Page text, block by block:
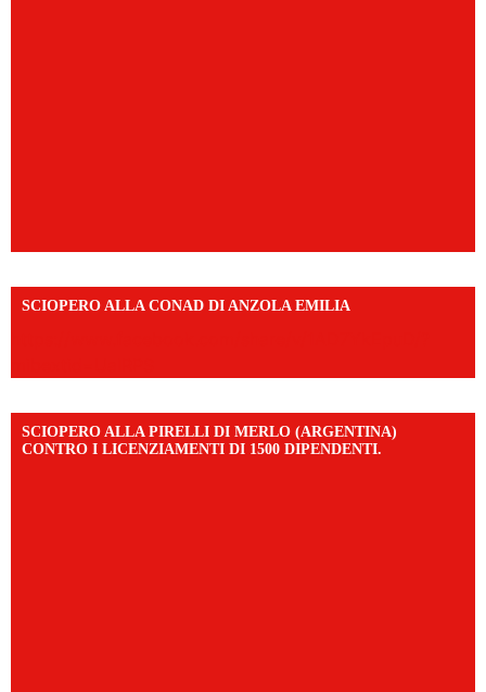
SCIOPERO ALLA CONAD DI ANZOLA EMILIA
SCIOPERO ALLA PIRELLI DI MERLO (ARGENTINA)
CONTRO I LICENZIAMENTI DI 1500 DIPENDENTI.